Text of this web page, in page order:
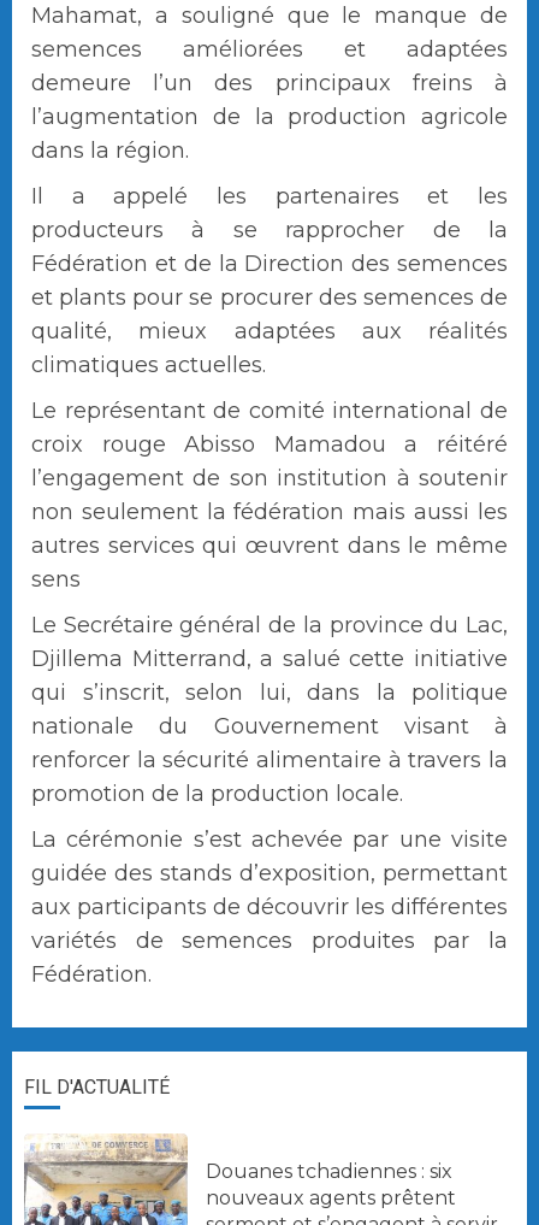
Mahamat, a souligné que le manque de
semences améliorées et adaptées
demeure l’un des principaux freins à
l’augmentation de la production agricole
dans la région.
Il a appelé les partenaires et les
producteurs à se rapprocher de la
Fédération et de la Direction des semences
et plants pour se procurer des semences de
qualité, mieux adaptées aux réalités
climatiques actuelles.
Le représentant de comité international de
croix rouge Abisso Mamadou a réitéré
l’engagement de son institution à soutenir
non seulement la fédération mais aussi les
autres services qui œuvrent dans le même
sens
Le Secrétaire général de la province du Lac,
Djillema Mitterrand, a salué cette initiative
qui s’inscrit, selon lui, dans la politique
nationale du Gouvernement visant à
renforcer la sécurité alimentaire à travers la
promotion de la production locale.
La cérémonie s’est achevée par une visite
guidée des stands d’exposition, permettant
aux participants de découvrir les différentes
variétés de semences produites par la
Fédération.
FIL D'ACTUALITÉ
Douanes tchadiennes : six
nouveaux agents prêtent